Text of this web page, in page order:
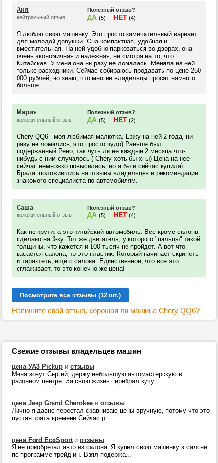
Аня
нейтральный отзыв
Полезный отзыв?
ДА (5) НЕТ (4)
Я люблю свою машинку. Это просто замечательный вариант
для молодой девушки. Она компактная, удобная и
вместительная. На ней удобно парковаться во дворах, она
очень экономичная и надежная, не смотря на то, что
Китайская. У меня она ни разу не ломалась. Меняла на ней
только расходники. Сейчас собираюсь продавать по цене 250
000 рублей, но знаю, что многие владельцы просят намного
больше.
Мария
положительный отзыв
Полезный отзыв?
ДА (5) НЕТ (2)
Chery QQ6 - моя любимая малютка. Езжу на ней 2 года, ни
разу не ломались, это просто чудо) Раньше был
подержанный Рено, так чуть ли не каждые 2 месяца что-
нибудь с ним случалось ( Chery хоть бы хны) Цена на нее
сейчас немножко повысилась, но я бы и сейчас купила)
Брала, положившись на отзывы владельцев и рекомендации
знакомого специалиста по автомобилям.
Саша
положительный отзыв
Полезный отзыв?
ДА (5) НЕТ (4)
Как не крути, а это китайский автомобиль. Все кроме салона
сделано на 3-ку. Тот же двигатель, у которого "пальцы" такой
толщины, что кажется и 100 тысяч не пройдет. А вот что
касается салона, то это пластик. Который начинает скрипеть
и тарахтеть, еще с салона. Единственное, что все это
сглаживает, то это конечно же цена!
Посмотрите все отзывы (12 шт.)
Напишите свой отзыв, хорошая ли машина Chery QQ6?
Свежие отзывы владельцев машин
цена УАЗ Pickup и отзывы
Меня зовут Сергей, держу небольшую автомастерскую в
районном центре. За свою жизнь перебрал кучу ...
цена Jeep Grand Cherokee и отзывы
Лично я давно перестал сравниваю цены вручную, потому что это
пустая трата времени.Сейчас р...
цена Ford EcoSportи отзывы
Я не приобретал авто из салона. Я купил свою машинку в салоне
по программе трейд ин. Взял подержа...